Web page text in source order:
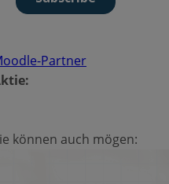
Partner
können auch mögen: